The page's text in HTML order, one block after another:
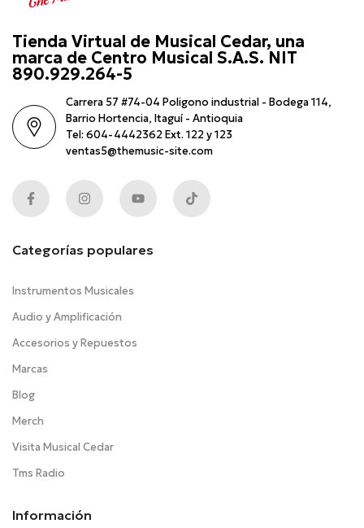
Tienda Virtual de Musical Cedar, una
marca de Centro Musical S.A.S. NIT
890.929.264-5
Carrera 57 #74-04 Poligono industrial - Bodega 114,
Barrio Hortencia, Itaguí - Antioquia
Tel: 604-4442362 Ext. 122 y 123
ventas5@themusic-site.com
Categorías populares
Instrumentos Musicales
Audio y Amplificación
Accesorios y Repuestos
Marcas
Blog
Merch
Visita Musical Cedar
Tms Radio
Información